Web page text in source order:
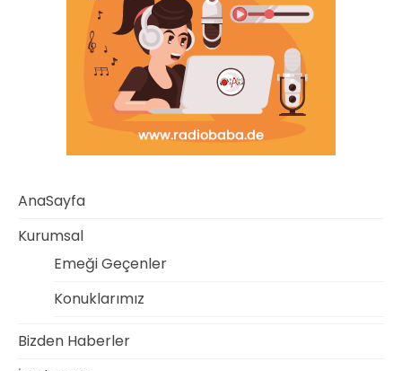
AnaSayfa
Kurumsal
Emeği Geçenler
Konuklarımız
Bizden Haberler